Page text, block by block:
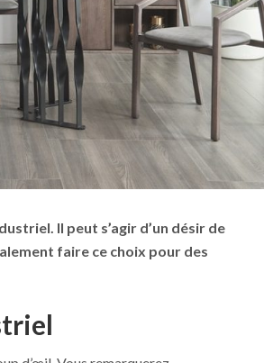
Il peut s’agir d’un désir de
faire ce choix pour des